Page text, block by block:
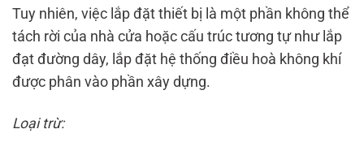
Tuy nhiên, việc lắp đặt thiết bị là một phần không thể
tách rời của nhà cửa hoặc cấu trúc tương tự như lắp
đạt đường dây, lắp đặt hệ thống điều hoà không khí
được phân vào phần xây dựng.
Loại trừ: